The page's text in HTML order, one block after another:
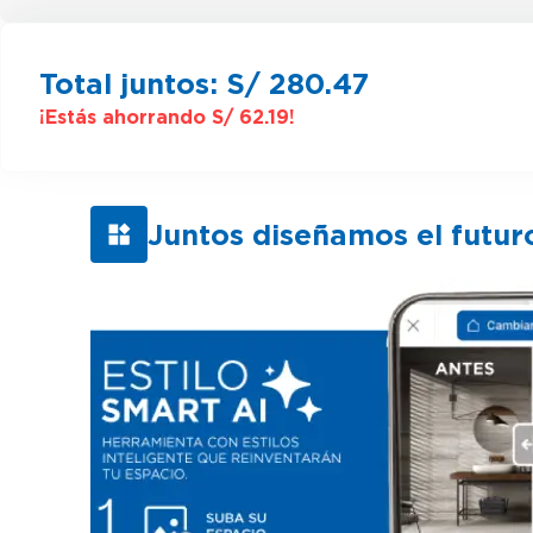
Total juntos: S/ 280.47
¡Estás ahorrando S/ 62.19!
Juntos diseñamos el